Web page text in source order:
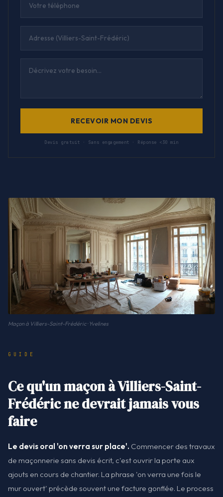
RECEVOIR MON DEVIS
Devis gratuit · Sans engagement · Réponse <30 min
Maçon à Villiers-Saint-Frédéric · Yvelines
GUIDE
Ce qu'un maçon à Villiers-Saint-
Frédéric ne devrait jamais vous
faire
Le devis oral 'on verra sur place'. Commencer des travaux
de maçonnerie sans devis écrit, c'est ouvrir la porte aux
ajouts en cours de chantier. La phrase 'on verra une fois le
mur ouvert' précède souvent une facture gonflée. Le process